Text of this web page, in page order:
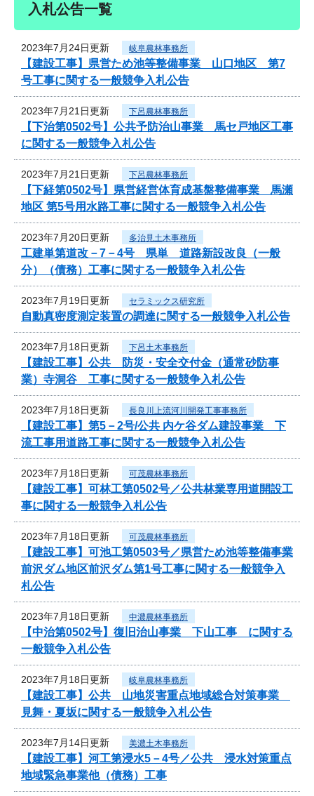
入札公告一覧
2023年7月24日更新 岐阜農林事務所
【建設工事】県営ため池等整備事業 山口地区 第7
号工事に関する一般競争入札公告
2023年7月21日更新 下呂農林事務所
【下治第0502号】公共予防治山事業 馬セ戸地区工事
に関する一般競争入札公告
2023年7月21日更新 下呂農林事務所
【下経第0502号】県営経営体育成基盤整備事業 馬瀬
地区 第5号用水路工事に関する一般競争入札公告
2023年7月20日更新 多治見土木事務所
工建単第道改－7－4号 県単 道路新設改良（一般
分）（債務）工事に関する一般競争入札公告
2023年7月19日更新 セラミックス研究所
自動真密度測定装置の調達に関する一般競争入札公告
2023年7月18日更新 下呂土木事務所
【建設工事】公共 防災・安全交付金（通常砂防事
業）寺洞谷 工事に関する一般競争入札公告
2023年7月18日更新 長良川上流河川開発工事事務所
【建設工事】第5－2号/公共 内ケ谷ダム建設事業 下
流工事用道路工事に関する一般競争入札公告
2023年7月18日更新 可茂農林事務所
【建設工事】可林工第0502号／公共林業専用道開設工
事に関する一般競争入札公告
2023年7月18日更新 可茂農林事務所
【建設工事】可池工第0503号／県営ため池等整備事業
前沢ダム地区前沢ダム第1号工事に関する一般競争入
札公告
2023年7月18日更新 中濃農林事務所
【中治第0502号】復旧治山事業 下山工事 に関する
一般競争入札公告
2023年7月18日更新 岐阜農林事務所
【建設工事】公共 山地災害重点地域総合対策事業
見舞・夏坂に関する一般競争入札公告
2023年7月14日更新 美濃土木事務所
【建設工事】河工第浸水5－4号／公共 浸水対策重点
地域緊急事業他（債務）工事